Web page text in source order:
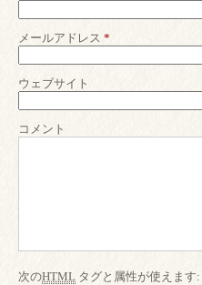
メールアドレス *
ウェブサイト
コメント
次のHTML タグと属性が使えます: